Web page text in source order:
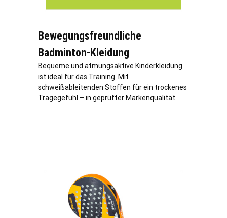
Bewegungsfreundliche
Badminton-Kleidung
Bequeme und atmungsaktive Kinderkleidung
ist ideal für das Training. Mit
schweißableitenden Stoffen für ein trockenes
Tragegefühl – in geprüfter Markenqualität.